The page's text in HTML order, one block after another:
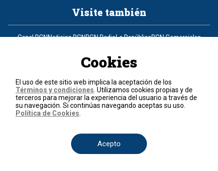
Visite también
Canal RCNNoticias RCNRCN RadioLa RepúblicaRCN Comerciales
Un producto de RCN Televisión
Contáctenos
Teléfono+57 (601) 426 92 92
Términos y condiciones
© 2026, RCN Medios.
Cookies
El uso de este sitio web implica la aceptación de los
Términos y condiciones . Utilizamos cookies propias y de
terceros para mejorar la experiencia del usuario a través de
su navegación. Si continúas navegando aceptas su uso.
Política de Cookies
Acepto